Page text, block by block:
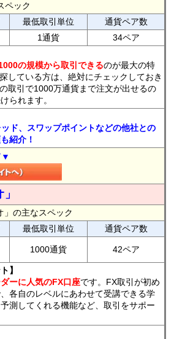
ペック
最低取引単位
通貨ペア数
1通貨
34ペア
の規模から取引できるのが最大の特
している方は、絶対にチェックしておき
取引で1000万通貨まで注文が出せるの
られます。
ド、スワップポイントなどの他社との
紹介！
▼
」の主なスペック
最低取引単位
通貨ペア数
1000通貨 42ペア
】
ーに人気のFX口座です。FX取引が初め
各自のレベルにあわせて受講できる学
測してくれる機能など、取引をサポー